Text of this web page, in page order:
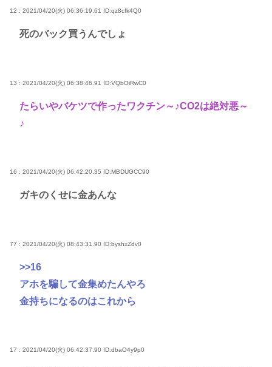
12 : 2021/04/20(火) 06:36:19.61 ID:qz8cfk4Q0
死のバック買うんでしょ
13 : 2021/04/20(火) 06:38:46.91 ID:VQbOiRwC0
たらいやバケツで作ったワクチン～♪CO2は絶対悪～
♪
16 : 2021/04/20(火) 06:42:20.35 ID:MBDUGCC90
ガキのくせに金あんな
77 : 2021/04/20(火) 08:43:31.90 ID:byshxZdv0
>>16
アホを騙して金集めたんやろ
金持ちになるのはこれから
17 : 2021/04/20(火) 06:42:37.90 ID:dbaO4y9p0